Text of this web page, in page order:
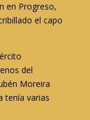
en Progreso,
el capo
del
Moreira
tenía varias